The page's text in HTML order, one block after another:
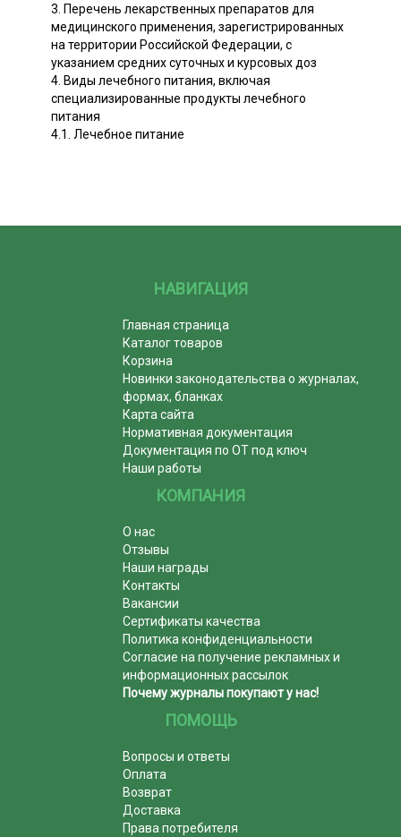
3. Перечень лекарственных препаратов для
медицинского применения, зарегистрированных
на территории Российской Федерации, с
указанием средних суточных и курсовых доз
4. Виды лечебного питания, включая
специализированные продукты лечебного
питания
4.1. Лечебное питание
НАВИГАЦИЯ
Главная страница
Каталог товаров
Корзина
Новинки законодательства о журналах,
формах, бланках
Карта сайта
Нормативная документация
Документация по ОТ под ключ
Наши работы
КОМПАНИЯ
О нас
Отзывы
Наши награды
Контакты
Вакансии
Сертификаты качества
Политика конфиденциальности
Согласие на получение рекламных и
информационных рассылок
Почему журналы покупают у нас!
ПОМОЩЬ
Вопросы и ответы
Оплата
Возврат
Доставка
Права потребителя